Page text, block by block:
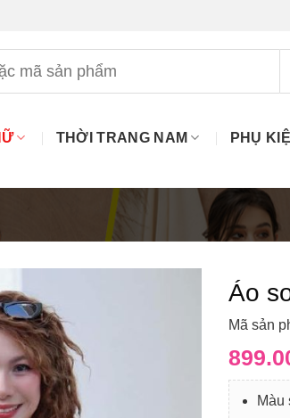
THỜI TRANG NAM PHỤ
Áo
Mã sản
Màu